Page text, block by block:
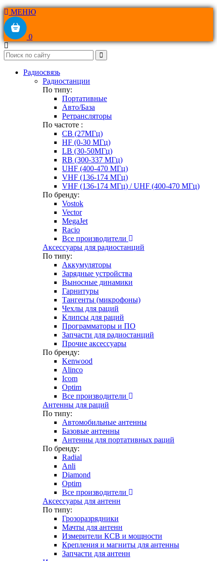
МЕНЮ
0
Радиосвязь
Радиостанции
По типу:
Портативные
Авто/База
Ретрансляторы
По частоте :
CB (27МГц)
HF (0-30 МГц)
LB (30-50МГц)
RB (300-337 МГц)
UHF (400-470 МГц)
VHF (136-174 МГц)
VHF (136-174 МГц) / UHF (400-470 МГц)
По бренду:
Vostok
Vector
MegaJet
Racio
Все производители
Аксессуары для радиостанций
По типу:
Аккумуляторы
Зарядные устройства
Выносные динамики
Гарнитуры
Тангенты (микрофоны)
Чехлы для раций
Клипсы для раций
Программаторы и ПО
Запчасти для радиостанций
Прочие аксессуары
По бренду:
Kenwood
Alinco
Icom
Optim
Все производители
Антенны для раций
По типу:
Автомобильные антенны
Базовые антенны
Антенны для портативных раций
По бренду:
Radial
Anli
Diamond
Optim
Все производители
Аксессуары для антенн
По типу:
Грозоразрядники
Мачты для антенн
Измерители КСВ и мощности
Крепления и магниты для антенны
Запчасти для антенн